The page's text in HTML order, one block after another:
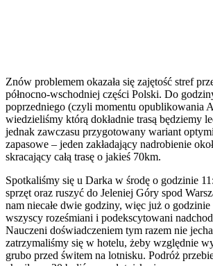
Znów problemem okazała się zajętość stref
północno-wschodniej części Polski. Do
poprzedniego (czyli momentu opublikowania
wiedzieliśmy którą dokładnie trasą będziemy
jednak zawczasu przygotowany wariant
zapasowe – jeden zakładający nadrobienie
skracający całą trasę o jakieś 70km.
Spotkaliśmy się u Darka w środę o godzinie
sprzęt oraz ruszyć do Jeleniej Góry spod
nam niecałe dwie godziny, więc już o
wszyscy roześmiani i podekscytowani
Nauczeni doświadczeniem tym razem nie
zatrzymaliśmy się w hotelu, żeby względnie
grubo przed świtem na lotnisku. Podróż